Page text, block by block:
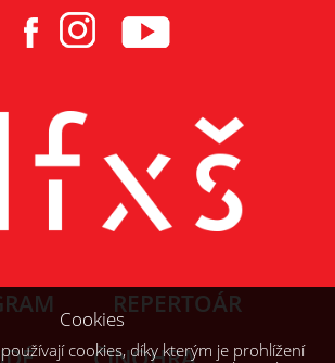
REPERTOÁR
Cookies
cookies, díky kterým je prohlížení